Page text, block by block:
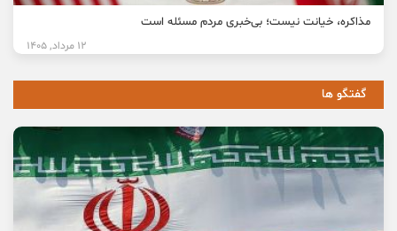
مذاکره، خیانت نیست؛ بی‌خبری مردم مسئله است
12 مرداد, 1405
گفتگو ها